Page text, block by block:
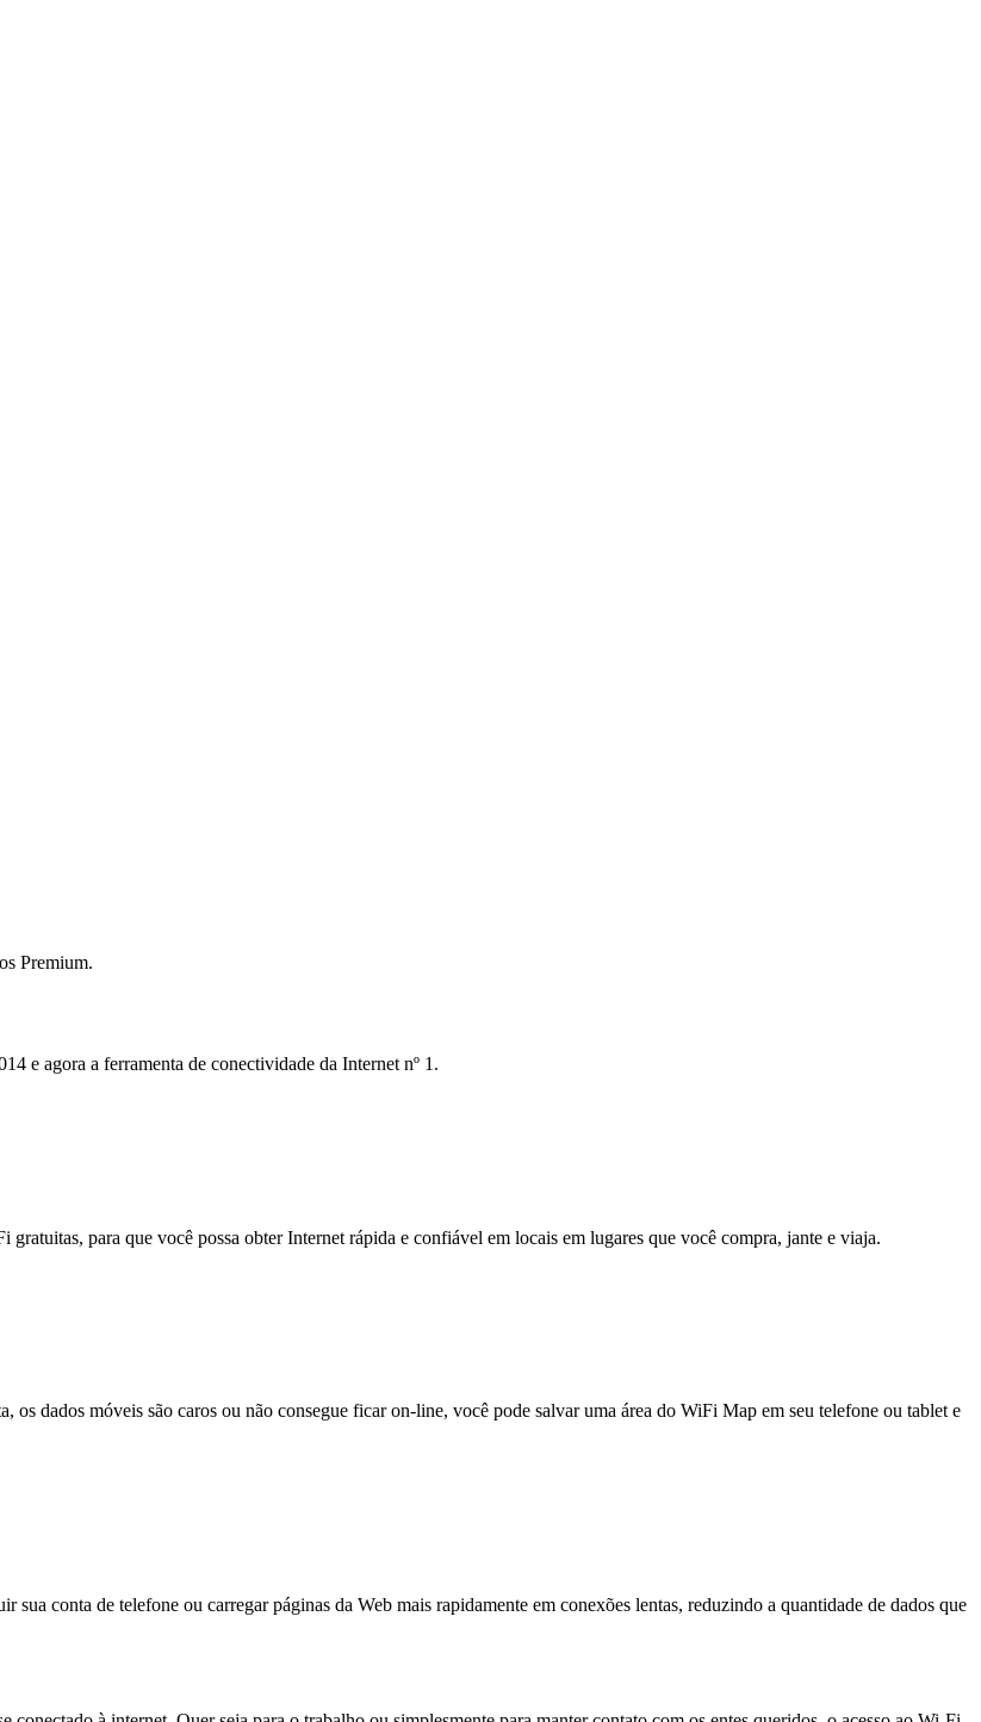
Premium.
e agora a ferramenta de conectividade da Internet nº 1.
para que você possa obter Internet rápida e confiável em locais em lugares que você compra, jante e viaja.
dados móveis são caros ou não consegue ficar on-line, você pode salvar uma área do WiFi Map em seu telefone ou tablet e
conta de telefone ou carregar páginas da Web mais rapidamente em conexões lentas, reduzindo a quantidade de dados que